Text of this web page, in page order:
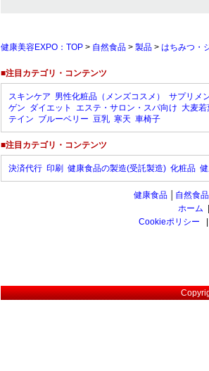
健康美容EXPO：TOP > 自然食品 > 製品 > はちみつ・
■注目カテゴリ・コンテンツ
スキンケア 男性化粧品（メンズコスメ） サプリメ
ゲン ダイエット エステ・サロン・スパ向け 大麦若
テイン ブルーベリー 豆乳 寒天 車椅子
■注目カテゴリ・コンテンツ
決済代行 印刷 健康食品の製造(受託製造) 化粧品
健康食品 自然食品
ホーム
Cookieポリシー